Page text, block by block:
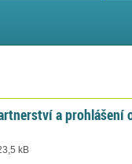
a prohlášení
kB